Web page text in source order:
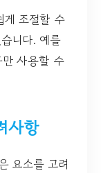
게 조절할 수
니다. 예를
사용할 수
사항
요소를 고려